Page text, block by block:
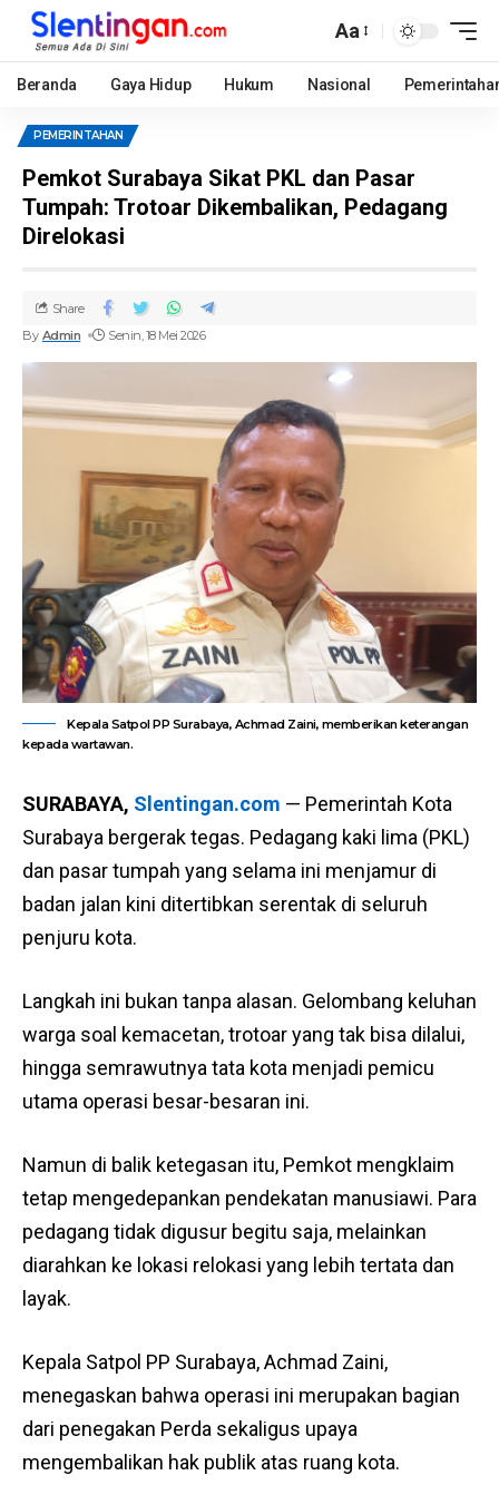
Aa
Beranda Gaya Hidup Hukum Nasional
PEMERINTAHAN
Pemkot Surabaya Sikat PKL dan Pasar
Tumpah: Trotoar Dikembalikan, Pedagang
Direlokasi
By Admin Senin, 18 Mei 2026
Share
Kepala Satpol PP Surabaya, Achmad Zaini, memberikan keterangan
kepada wartawan.
SURABAYA, Slentingan.com — Pemerintah Kota
Surabaya bergerak tegas. Pedagang kaki lima (PKL)
dan pasar tumpah yang selama ini menjamur di
badan jalan kini ditertibkan serentak di seluruh
penjuru kota.
Langkah ini bukan tanpa alasan. Gelombang keluhan
warga soal kemacetan, trotoar yang tak bisa dilalui,
hingga semrawutnya tata kota menjadi pemicu
utama operasi besar-besaran ini.
Namun di balik ketegasan itu, Pemkot mengklaim
tetap mengedepankan pendekatan manusiawi. Para
pedagang tidak digusur begitu saja, melainkan
diarahkan ke lokasi relokasi yang lebih tertata dan
layak.
Kepala Satpol PP Surabaya, Achmad Zaini,
menegaskan bahwa operasi ini merupakan bagian
dari penegakan Perda sekaligus upaya
mengembalikan hak publik atas ruang kota.